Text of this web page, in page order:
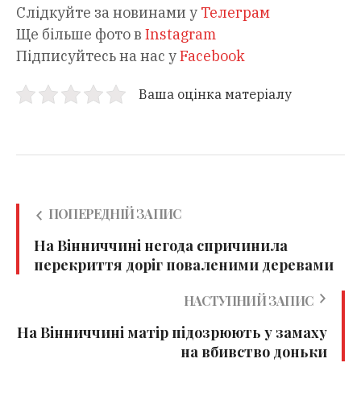
Слідкуйте за новинами у Телеграм
Ще більше фото в Instagram
Підписуйтесь на нас уFacebook
Ваша оцінка матеріалу
ПОПЕРЕДНІЙ ЗАПИС
На Вінниччині негода спричинила
перекриття доріг поваленими деревами
НАСТУПНИЙ ЗАПИС
На Вінниччині матір підозрюють у замаху
на вбивство доньки